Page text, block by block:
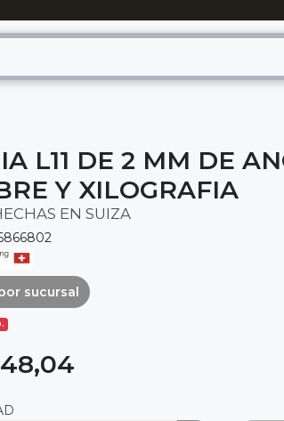
L11 DE 2 MM DE
Y XILOGRAFIA
EN SUIZA
sucursal